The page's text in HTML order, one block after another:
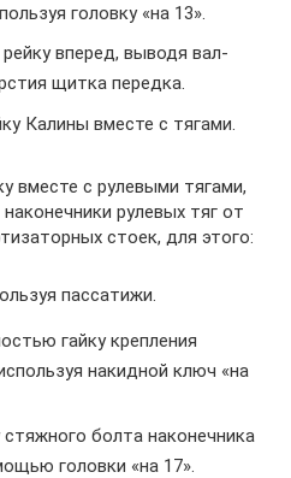
головку «на 13».
вперед, выводя вал-
щитка передка.
Калины вместе с тягами.
вместе с рулевыми тягами,
рулевых тяг от
стоек, для этого:
пассатижи.
гайку крепления
накидной ключ «на
болта наконечника
головки «на 17».